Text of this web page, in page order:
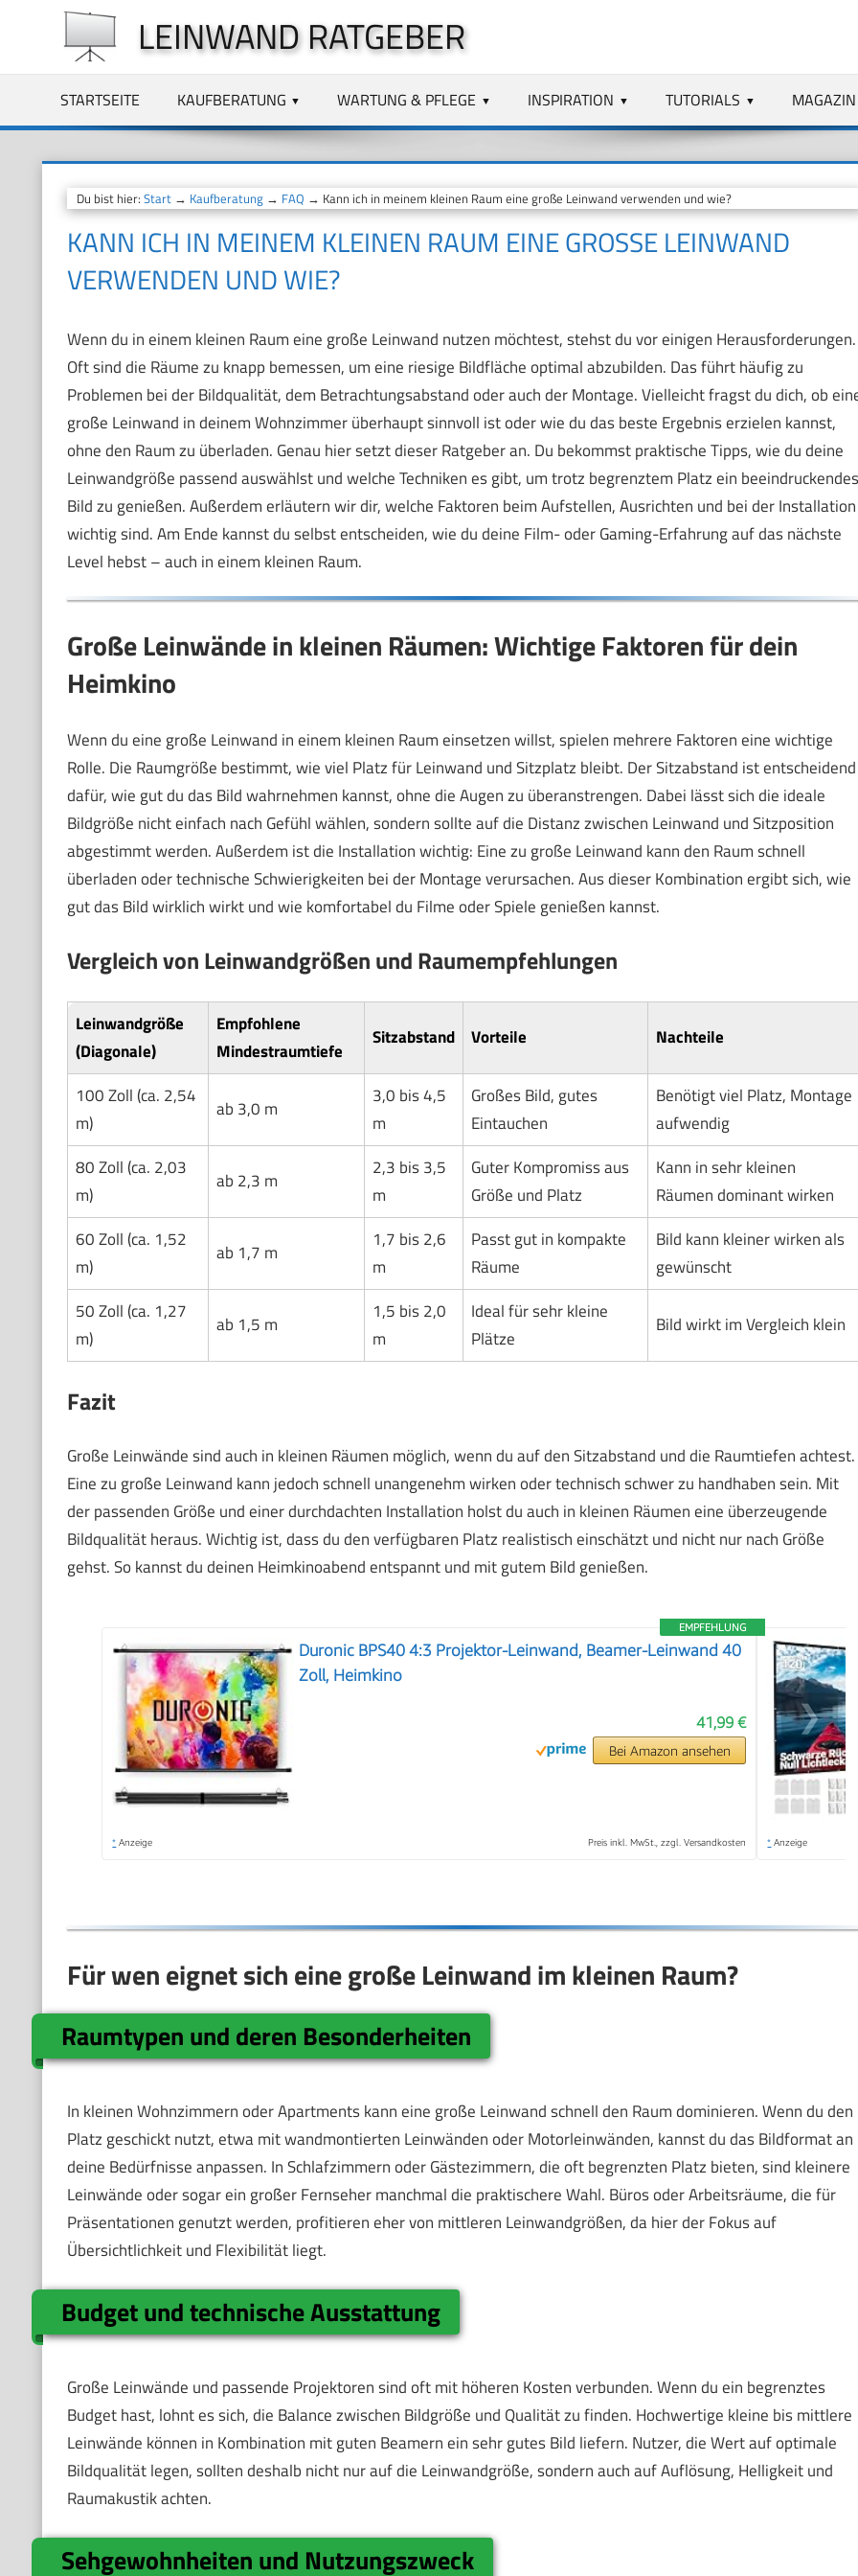
springen
LEINWAND RATGEBER
STARTSEITE KAUFBERATUNG WARTUNG & PFLEGE INSPIRATION TUTORIALS MAGAZIN
Du bist hier: Start→ Kaufberatung→ FAQ → Kann ich in meinem kleinen Raum eine große Leinwand verwenden und wie?
KANN ICH IN MEINEM KLEINEN RAUM EINE GROSSE LEINWAND V
ERWENDEN UND WIE?
Wenn du in einem kleinen Raum eine große Leinwand nutzen möchtest, stehst du vor einigen Herausforderungen.
Oft sind die Räume zu knapp bemessen, um eine riesige Bildfläche optimal abzubilden. Das führt häufig zu
Problemen bei der Bildqualität, dem Betrachtungsabstand oder auch der Montage. Vielleicht fragst du dich, ob
große Leinwand in deinem Wohnzimmer überhaupt sinnvoll ist oder wie du das beste Ergebnis erzielen kannst,
ohne den Raum zu überladen. Genau hier setzt dieser Ratgeber an. Du bekommst praktische Tipps, wie du deine
Leinwandgröße passend auswählst und welche Techniken es gibt, um trotz begrenztem Platz ein beeindruckendes
Bild zu genießen. Außerdem erläutern wir dir, welche Faktoren beim Aufstellen, Ausrichten und bei der Installation
wichtig sind. Am Ende kannst du selbst entscheiden, wie du deine Film- oder Gaming-Erfahrung auf das nächste
Level hebst – auch in einem kleinen Raum.
Große Leinwände in kleinen Räumen: Wichtige Faktoren für dein
Heimkino
Wenn du eine große Leinwand in einem kleinen Raum einsetzen willst, spielen mehrere Faktoren eine wichtige
Rolle. Die Raumgröße bestimmt, wie viel Platz für Leinwand und Sitzplatz bleibt. Der Sitzabstand ist entscheidend
dafür, wie gut du das Bild wahrnehmen kannst, ohne die Augen zu überanstrengen. Dabei lässt sich die ideale
Bildgröße nicht einfach nach Gefühl wählen, sondern sollte auf die Distanz zwischen Leinwand und Sitzposition
abgestimmt werden. Außerdem ist die Installation wichtig: Eine zu große Leinwand kann den Raum schnell
überladen oder technische Schwierigkeiten bei der Montage verursachen. Aus dieser Kombination ergibt sich, wie
gut das Bild wirklich wirkt und wie komfortabel du Filme oder Spiele genießen kannst.
Vergleich von Leinwandgrößen und Raumempfehlungen
Leinwandgröße
(Diagonale)
Empfohlene
Mindestraumtiefe
Sitzabstand Vorteile Nachteile
100 Zoll (ca. 2,54
m)
ab 3,0 m
3,0 bis 4,5
m
Großes Bild, gutes
Eintauchen
Benötigt viel Platz, Montage
aufwendig
80 Zoll (ca. 2,03
m)
ab 2,3 m
2,3 bis 3,5
m
Guter Kompromiss aus
Größe und Platz
Kann in sehr kleinen
Räumen dominant wirken
60 Zoll (ca. 1,52
m)
ab 1,7 m
1,7 bis 2,6
m
Passt gut in kompakte
Räume
Bild kann kleiner wirken als
gewünscht
50 Zoll (ca. 1,27
m)
ab 1,5 m
1,5 bis 2,0
m
Ideal für sehr kleine
Plätze
Bild wirkt im Vergleich klein
Fazit
Große Leinwände sind auch in kleinen Räumen möglich, wenn du auf den Sitzabstand und die Raumtiefen achtest.
Eine zu große Leinwand kann jedoch schnell unangenehm wirken oder technisch schwer zu handhaben sein. Mit
der passenden Größe und einer durchdachten Installation holst du auch in kleinen Räumen eine überzeugende
Bildqualität heraus. Wichtig ist, dass du den verfügbaren Platz realistisch einschätzt und nicht nur nach Größe
gehst. So kannst du deinen Heimkinoabend entspannt und mit gutem Bild genießen.
EMPFEHLUNG
Duronic BPS40 4:3 Projektor-Leinwand, Beamer-Leinwand 40
Zoll, Heimkino
41,99 €
Bei Amazon ansehen
* Anzeige Preis inkl. MwSt., zzgl. Versandkosten * Anzeige
❯
Für wen eignet sich eine große Leinwand im kleinen Raum?
Raumtypen und deren Besonderheiten
In kleinen Wohnzimmern oder Apartments kann eine große Leinwand schnell den Raum dominieren. Wenn du den
Platz geschickt nutzt, etwa mit wandmontierten Leinwänden oder Motorleinwänden, kannst du das Bildformat an
deine Bedürfnisse anpassen. In Schlafzimmern oder Gästezimmern, die oft begrenzten Platz bieten, sind kleinere
Leinwände oder sogar ein großer Fernseher manchmal die praktischere Wahl. Büros oder Arbeitsräume, die für
Präsentationen genutzt werden, profitieren eher von mittleren Leinwandgrößen, da hier der Fokus auf
Übersichtlichkeit und Flexibilität liegt.
Budget und technische Ausstattung
Große Leinwände und passende Projektoren sind oft mit höheren Kosten verbunden. Wenn du ein begrenztes
Budget hast, lohnt es sich, die Balance zwischen Bildgröße und Qualität zu finden. Hochwertige kleine bis mittlere
Leinwände können in Kombination mit guten Beamern ein sehr gutes Bild liefern. Nutzer, die Wert auf optimale
Bildqualität legen, sollten deshalb nicht nur auf die Leinwandgröße, sondern auch auf Auflösung, Helligkeit und
Raumakustik achten.
Sehgewohnheiten und Nutzungszweck